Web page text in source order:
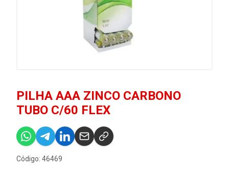
PILHA AAA ZINCO CARBONO
TUBO C/60 FLEX
Código: 46469